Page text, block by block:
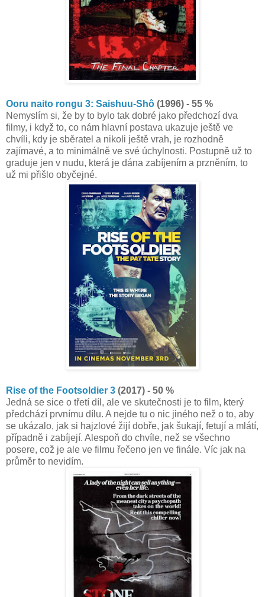
Ooru naito rongu 3: Saishuu-Shô (1996) - 55 %
Nemyslím si, že by to bylo tak dobré jako předchozí dva
filmy, i když to, co nám hlavní postava ukazuje ještě ve
chvíli, kdy je sběratel a nikoli ještě vrah, je rozhodně
zajímavé, a to minimálně ve své úchylnosti. Postupně už to
graduje jen v nudu, která je dána zabíjením a przněním, to
už mi přišlo obyčejné.
Rise of the Footsoldier 3 (2017) - 50 %
Jedná se sice o třetí díl, ale ve skutečnosti je to film, který
předchází prvnímu dílu. A nejde tu o nic jiného než o to, aby
se ukázalo, jak si hajzlové žijí dobře, jak šukají, fetují a mlátí,
případně i zabíjejí. Alespoň do chvíle, než se všechno
posere, což je ale ve filmu řečeno jen ve finále. Víc jak na
průměr to nevidím.